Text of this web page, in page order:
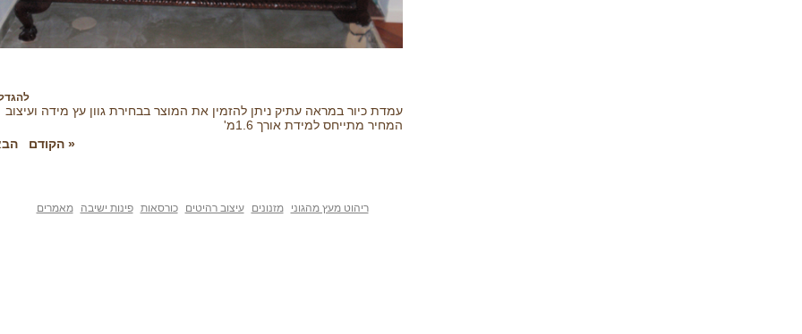
עמדת כיור במראה עתיק ניתן להזמין את המוצר בבחירת גוון עץ מידה ועיצוב
המחיר מתייחס למידת אורך 1.6מ'
« הקודם
ריהוט מעץ מהגוני מזנונים עיצוב רהיטים כורסאות פינות ישיבה מאמרים